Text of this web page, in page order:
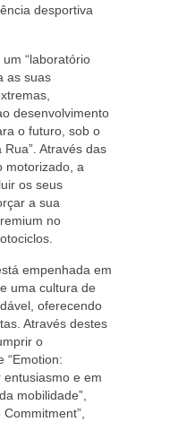
desportiva
“laboratório
as suas
desenvolvimento
o futuro, sob o
Através das
motorizado, a
os seus
a sua
no
empenhada em
uma cultura de
oferecendo
Através destes
o
“Emotion:
e em
mobilidade”,